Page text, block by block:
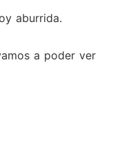
aburrida.
a poder ver